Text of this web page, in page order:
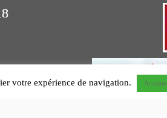
votre expérience de navigation.